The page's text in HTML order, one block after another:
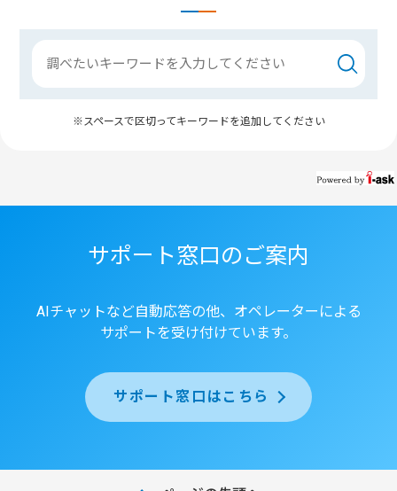
※スペースで区切ってキーワードを追加してください
サポート窓口のご案内
AIチャットなど自動応答の他、オペレーターによる
サポートを受け付けています。
サポート窓口はこちら